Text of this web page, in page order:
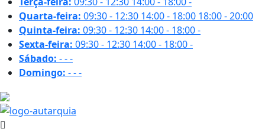
Quarta-feira: 09:30 - 12:30 14:00 - 18:00 18:00 - 20:00
Quinta-feira: 09:30 - 12:30 14:00 - 18:00-
Sexta-feira: 09:30 - 12:30 14:00 - 18:00-
Sábado: ---
Domingo: ---